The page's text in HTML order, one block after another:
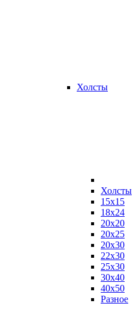
Холсты
Холсты
15х15
18х24
20х20
20х25
20х30
22х30
25х30
30х40
40х50
Разное